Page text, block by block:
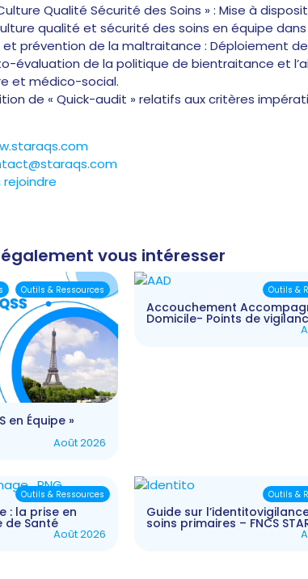
Qualité Sécurité des Soins » : Mise à
qualité et sécurité des soins en équipe
prévention de la maltraitance : Déploiement
évaluation de la politique de bientraitance et
et médico-social.
de « Quick-audit » relatifs aux critères
rejoindre
vous intéresser
en Équipe »
Août 2026
Outils & Ressources
Accouchement
Domicile- Points de
Outils &
: la prise en
de Santé
Août 2026
Outils & Ressources
Guide sur
soins primaires – FNCS
Outils &